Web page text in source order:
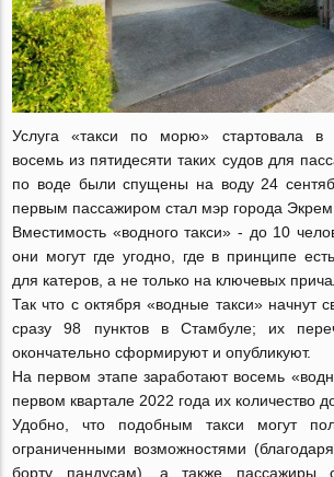
Услуга «такси по морю» стартовала
восемь из пятидесяти таких судов для
по воде были спущены на воду 24
первым пассажиром стал мэр города
Вместимость «водного такси» - до 10
они могут где угодно, где в принципе
для катеров, а не только на ключевых
Так что с октября «водные такси» начнут
сразу 98 пунктов в Стамбуле; их
окончательно сформируют и опубликуют.
На первом этапе заработают восемь
первом квартале 2022 года их количество
Удобно, что подобным такси могут
ограниченными возможностями
борту пандусам), а также пассажиры